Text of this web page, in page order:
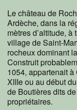
Le château de
Ardèche, dans la
mètres d’altitude,
village de Saint-
rocheux dominant
Construit
1054, appartenait
XIIIe ou au début
de Boutières dits
propriétaires.